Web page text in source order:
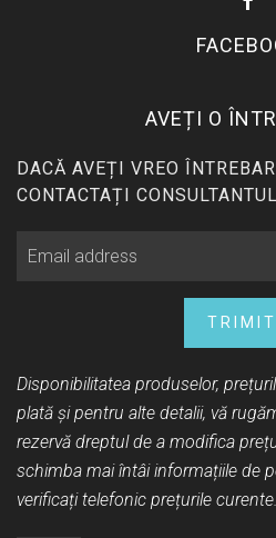
AVEȚI O
DACĂ AVEȚI VREO
CONTACTAȚI
Disponibilitatea produselor,
plată și pentru alte detalii, vă
rezervă dreptul de a modifica
schimba mai întâi informațiile de
verificați telefonic prețurile curente.